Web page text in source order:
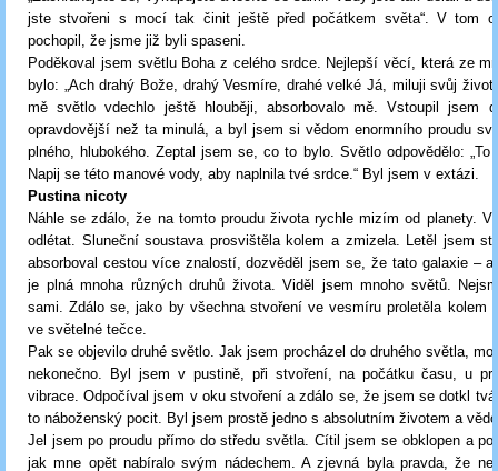
jste stvořeni s mocí tak činit ještě před počátkem světa“. V tom
pochopil, že jsme již byli spaseni.
Poděkoval jsem světlu Boha z celého srdce. Nejlepší věcí, která ze
bylo: „Ach drahý Bože, drahý Vesmíre, drahé velké Já, miluji svůj
mě světlo vdechlo ještě hlouběji, absorbovalo mě. Vstoupil jsem
opravdovější než ta minulá, a byl jsem si vědom enormního proudu
plného, hlubokého. Zeptal jsem se, co to bylo. Světlo odpovědělo: „To
Napij se této manové vody, aby naplnila tvé srdce.“ Byl jsem v extázi.
Pustina nicoty
Náhle se zdálo, že na tomto proudu života rychle mizím od planety.
odlétat. Sluneční soustava prosvištěla kolem a zmizela. Letěl jsem
absorboval cestou více znalostí, dozvěděl jsem se, že tato galaxie –
je plná mnoha různých druhů života. Viděl jsem mnoho světů.
sami. Zdálo se, jako by všechna stvoření ve vesmíru proletěla kolem
ve světelné tečce.
Pak se objevilo druhé světlo. Jak jsem procházel do druhého světla,
nekonečno. Byl jsem v pustině, při stvoření, na počátku času, u
vibrace. Odpočíval jsem v oku stvoření a zdálo se, že jsem se dotkl
to náboženský pocit. Byl jsem prostě jedno s absolutním životem a
Jel jsem po proudu přímo do středu světla. Cítil jsem se obklopen a
jak mne opět nabíralo svým nádechem. A zjevná byla pravda, že